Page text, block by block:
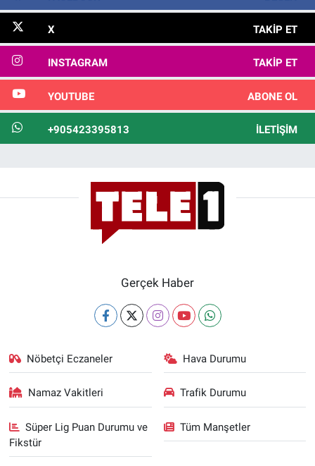
X TAKIP ET
INSTAGRAM TAKIP ET
YOUTUBE ABONE OL
+905423395813 İLETIŞIM
Gerçek Haber
Nöbetçi Eczaneler Hava Durumu
Namaz Vakitleri Trafik Durumu
Süper Lig Puan Durumu ve
Fikstür
Tüm Manşetler